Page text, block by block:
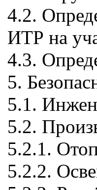
4.2.
ИТР на
4.3.
5.
5.1.
5.2.
5.2.1.
5.2.2.